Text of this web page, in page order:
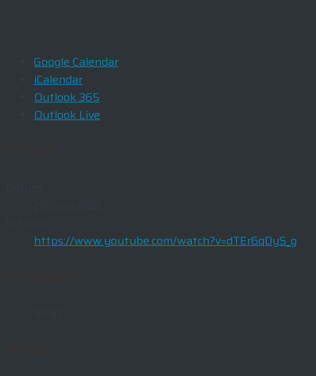
Google Calendar
iCalendar
Outlook 365
Outlook Live
https://www.youtube.com/watch?v=dTEr6qDyS_g